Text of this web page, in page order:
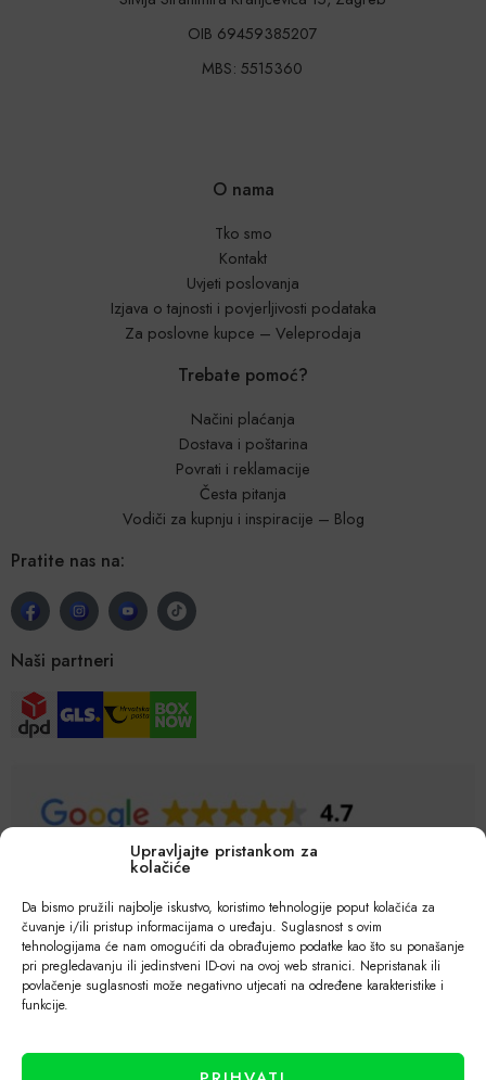
Upravljajte pristankom za
kolačiće
Da bismo pružili najbolje iskustvo, koristimo tehnologije poput kolačića za
čuvanje i/ili pristup informacijama o uređaju. Suglasnost s ovim
tehnologijama će nam omogućiti da obrađujemo podatke kao što su ponašanje
pri pregledavanju ili jedinstveni ID-ovi na ovoj web stranici. Nepristanak ili
povlačenje suglasnosti može negativno utjecati na određene karakteristike i
funkcije.
OIB 69459385207
MBS: 5515360
O nama
Tko smo
Kontakt
Uvjeti poslovanja
Izjava o tajnosti i povjerljivosti podataka
Za poslovne kupce – Veleprodaja
Trebate pomoć?
Načini plaćanja
Dostava i poštarina
Povrati i reklamacije
Česta pitanja
Vodiči za kupnju i inspiracije – Blog
Pratite nas na:
Naši partneri